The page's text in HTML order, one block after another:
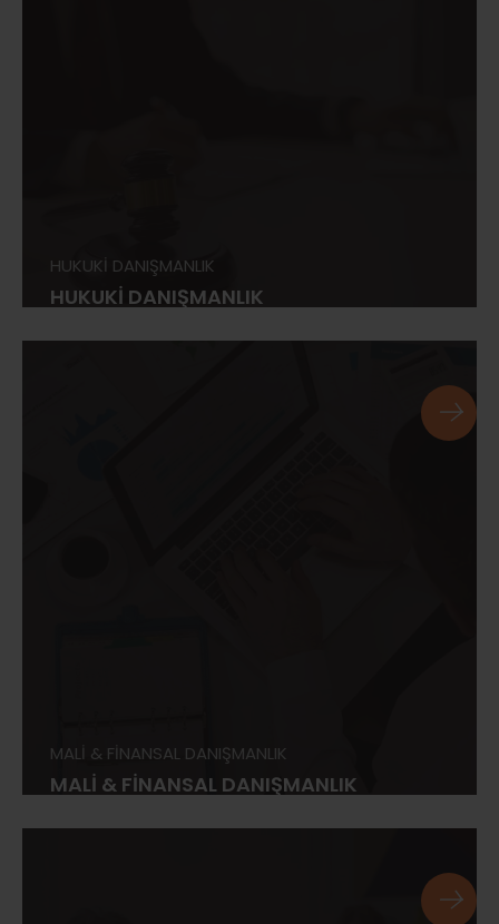
HUKUKİ DANIŞMANLIK
HUKUKİ DANIŞMANLIK
MALİ & FİNANSAL DANIŞMANLIK
MALİ & FİNANSAL DANIŞMANLIK